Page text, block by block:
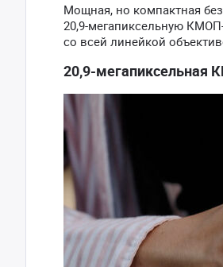
Мощная, но компактная
20,9-мегапиксельную
со всей линейкой
20,9-мегапиксельная